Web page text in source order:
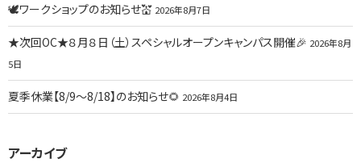
🕊ワークショップのお知らせ💒 2026年8月7日
★次回OC★８月８日（土）スペシャルオープンキャンパス開催🎉 2026年8月
5日
夏季休業【8/9～8/18】のお知らせ🌻 2026年8月4日
アーカイブ